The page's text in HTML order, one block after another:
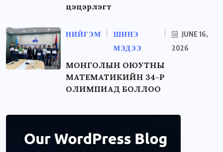
цэцэрлэгт
НИЙГЭМ
ШИНЭ
МЭДЭЭ
JUNE 16,
2026
МОНГОЛЫН ОЮУТНЫ
МАТЕМАТИКИЙН 34-Р
ОЛИМПИАД БОЛЛОО